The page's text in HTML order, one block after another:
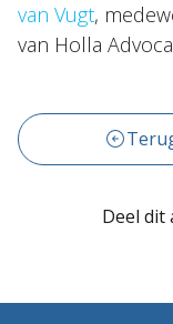
van Vugt,
van Holla
Deel dit